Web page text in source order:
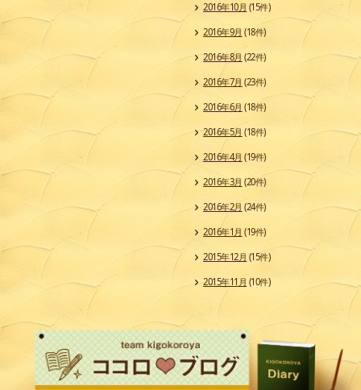
2016年10月 (15件)
2016年9月(18件)
2016年8月 (22件)
2016年7月 (23件)
2016年6月 (18件)
2016年5月 (18件)
2016年4月 (19件)
2016年3月 (20件)
2016年2月 (24件)
2016年1月 (19件)
2015年12月(15件)
2015年11月 (10件)